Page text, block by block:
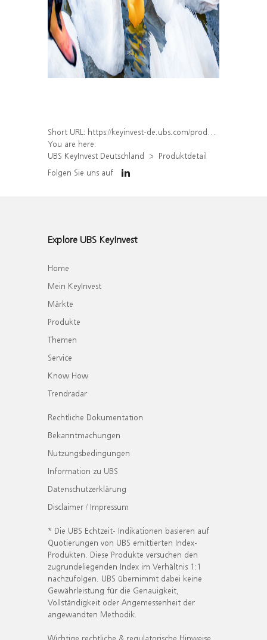
Short URL: https://keyinvest-de.ubs.com/produkt/detail/index/isin/DE000WA5S6R4
You are here:
UBS KeyInvest Deutschland
Produktdetail
Folgen Sie uns auf
Explore UBS KeyInvest
Home
Mein KeyInvest
Märkte
Produkte
Themen
Service
Know How
Trendradar
Rechtliche Dokumentation
Bekanntmachungen
Nutzungsbedingungen
Information zu UBS
Datenschutzerklärung
Disclaimer / Impressum
* Die UBS Echtzeit- Indikationen basieren auf
Quotierungen von UBS emittierten Index-
Produkten. Diese Produkte versuchen den
zugrundeliegenden Index im Verhältnis 1:1
nachzufolgen. UBS übernimmt dabei keine
Gewährleistung für die Genauigkeit,
Vollständigkeit oder Angemessenheit der
angewandten Methodik.